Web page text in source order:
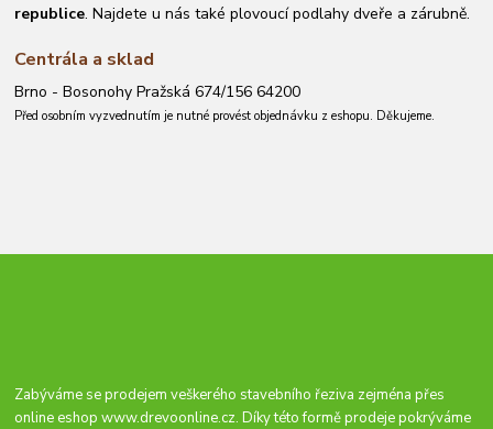
republice. Najdete u nás také plovoucí podlahy dveře a zárubně.
Centrála a sklad
Brno - Bosonohy Pražská 674/156 64200
Před osobním vyzvednutím je nutné provést objednávku z eshopu. Děkujeme.
Zabýváme se prodejem veškerého stavebního řeziva zejména přes
online eshopwww.drevoonline.cz. Díky této formě prodeje pokrýváme